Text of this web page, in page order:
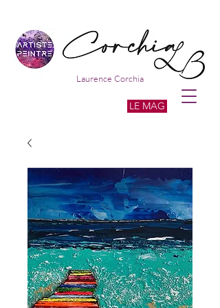
Laurence Corchia
LE MAG